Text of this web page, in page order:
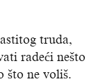
truda,
radeći nešto
što ne voliš.